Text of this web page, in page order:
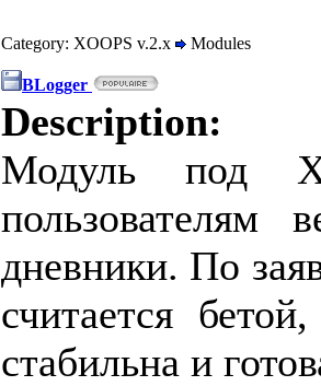
Category: XOOPS v.2.x Modules
BLogger
Description:
Модуль под
пользователям
дневники. По
считается
стабильна и